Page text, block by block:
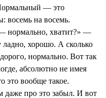
— это
восемь на восемь.
нормально, хватит?» —
хорошо. А сколько
нормально. Вот так
абсолютно не имея
это вообще такое.
даже про это забыл. И вот